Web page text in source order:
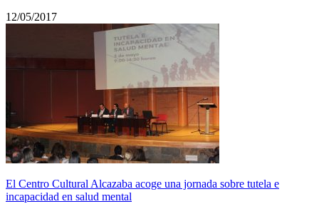
12/05/2017
El Centro Cultural Alcazaba acoge una jornada sobre tutela e
incapacidad en salud mental